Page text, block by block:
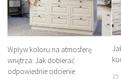
Wpływ koloru na atmosferę
wnętrza: Jak dobierać
odpowiednie odcienie
25